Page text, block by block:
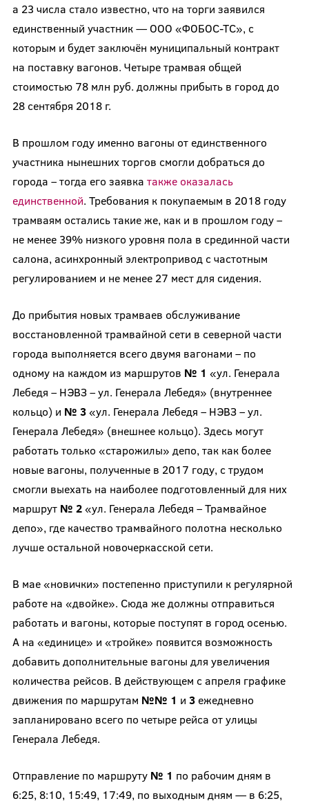
а 23 числа стало известно, что на торги заявился
единственный участник — ООО «ФОБОС-ТС», с
которым и будет заключён муниципальный контракт
на поставку вагонов. Четыре трамвая общей
стоимостью 78 млн руб. должны прибыть в город до
28 сентября 2018 г.
В прошлом году именно вагоны от единственного
участника нынешних торгов смогли добраться до
города – тогда его заявка также оказалась
единственной. Требования к покупаемым в 2018 году
трамваям остались такие же, как и в прошлом году –
не менее 39% низкого уровня пола в срединной части
салона, асинхронный электропривод с частотным
регулированием и не менее 27 мест для сидения.
До прибытия новых трамваев обслуживание
восстановленной трамвайной сети в северной части
города выполняется всего двумя вагонами – по
одному на каждом из маршрутов № 1 «ул. Генерала
Лебедя – НЭВЗ – ул. Генерала Лебедя» (внутреннее
кольцо) и № 3«ул. Генерала Лебедя – НЭВЗ – ул.
Генерала Лебедя» (внешнее кольцо). Здесь могут
работать только «старожилы» депо, так как более
новые вагоны, полученные в 2017 году, с трудом
смогли выехать на наиболее подготовленный для них
маршрут № 2«ул. Генерала Лебедя – Трамвайное
депо», где качество трамвайного полотна несколько
лучше остальной новочеркасской сети.
В мае «новички» постепенно приступили к регулярной
работе на «двойке». Сюда же должны отправиться
работать и вагоны, которые поступят в город осенью.
А на «единице» и «тройке» появится возможность
добавить дополнительные вагоны для увеличения
количества рейсов. В действующем с апреля графике
движения по маршрутам №№ 1 и 3 ежедневно
запланировано всего по четыре рейса от улицы
Генерала Лебедя.
Отправление по маршруту № 1 по рабочим дням в
6:25, 8:10, 15:49, 17:49, по выходным дням — в 6:25,